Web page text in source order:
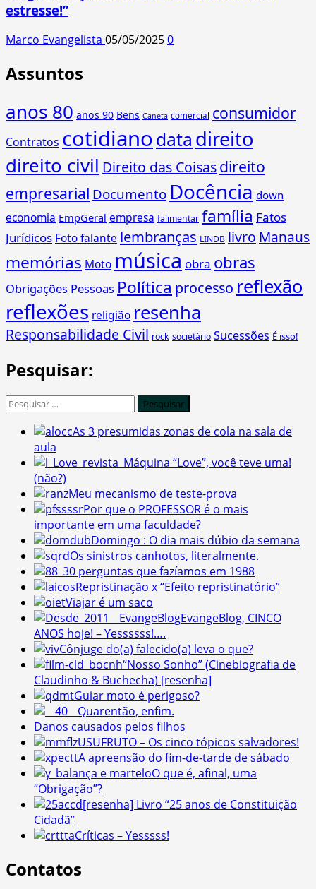
estresse!”
Marco Evangelista 05/05/20250
Assuntos
anos 80 anos 90 Bens Caneta comercial consumidor
Contratos cotidianodata direito
direito civil Direito das Coisasdireito
empresarial Documento Docência down
economia EmpGeral empresa falimentar família Fatos
Jurídicos Foto falante lembranças LINDB livro Manaus
memórias Moto música obra obras
Obrigações Pessoas Política processo reflexão
reflexões religião resenha
Responsabilidade Civil rock societário Sucessões É isso!
Pesquisar:
Pesquisar
As 3 presumidas zonas de cola na sala de
aula
Máquina “Love”, você teve uma!
(não?)
Meu mecanismo de teste-prova
Por que o PROFESSOR é o mais
importante em uma faculdade?
Domingo : O dia mais dúbio da semana
Os sinistros canhotos, literalmente.
30 perguntas que fazíamos em 1988
Repristinação x “Efeito repristinatório”
Viajar é um saco
EvangeBlog, CINCO
ANOS hoje! – Yessssss!….
Cônjuge do(a) falecido(a) leva o que?
“Nosso Sonho” (Cinebiografia de
Claudinho & Buchecha) [resenha]
Guiar moto é perigoso?
Quarentão, enfim.
Danos causados pelos filhos
USUFRUTO – Os cinco tópicos salvadores!
A apreensão do fim-de-tarde de sábado
O que é, afinal, uma
“Obrigação”?
[resenha] Livro “25 anos de Constituição
Cidadã”
Críticas – Yesssss!
Contatos